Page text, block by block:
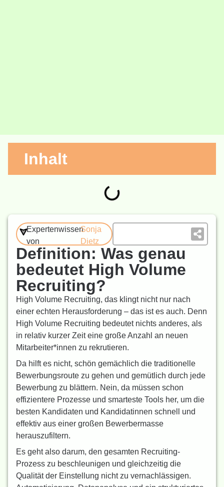
Inhalt
Expertenwissen
von
Sonja
Dietz
Definition: Was genau
bedeutet High Volume
Recruiting?
High Volume Recruiting, das klingt nicht nur nach
einer echten Herausforderung – das ist es auch. Denn
High Volume Recruiting bedeutet nichts anderes, als
in relativ kurzer Zeit eine große Anzahl an neuen
Mitarbeiter*innen zu rekrutieren.
Da hilft es nicht, schön gemächlich die traditionelle
Bewerbungsroute zu gehen und gemütlich durch jede
Bewerbung zu blättern. Nein, da müssen schon
effizientere Prozesse und smarteste Tools her, um die
besten Kandidaten und Kandidatinnen schnell und
effektiv aus einer großen Bewerbermasse
herauszufiltern.
Es geht also darum, den gesamten Recruiting-
Prozess zu beschleunigen und gleichzeitig die
Qualität der Einstellung nicht zu vernachlässigen.